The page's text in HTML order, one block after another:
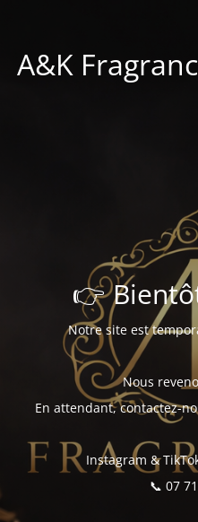
A&K
👉
Notre site est
Nous
En attendant, contactez-
Instagram &
📞 07